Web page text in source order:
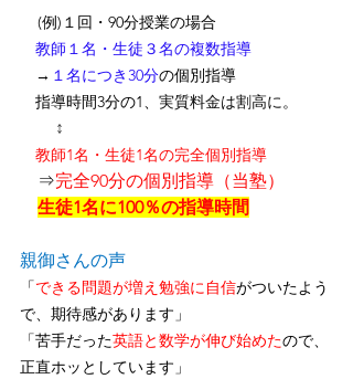
(例)１回・90分授業の場合
教師１名・生徒３名の複数指導
→ １名につき30分の個別指導
指導時間3分の1、 実質料金は割高に。
↕
教師1名・生徒1名の完全個別指導
⇒完全90分の個別指導（当塾）
生徒1名に100％の指導時間
親御さんの声
「できる問題が増え勉強に自信がついたよう
で、期待感があります」
「苦手だった英語と数学が伸び始めたので、
正直ホッとしています」